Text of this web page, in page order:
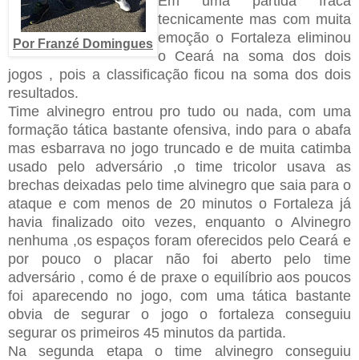
Por Franzé Domingues
tecnicamente mas com muita
emoção o Fortaleza eliminou
o Ceará na soma dos dois
jogos , pois a classificação ficou na soma dos dois
resultados.
Time alvinegro entrou pro tudo ou nada, com uma
formação tática bastante ofensiva, indo para o abafa
mas esbarrava no jogo truncado e de muita catimba
usado pelo adversário ,o time tricolor usava as
brechas deixadas pelo time alvinegro que saia para o
ataque e com menos de 20 minutos o Fortaleza já
havia finalizado oito vezes, enquanto o Alvinegro
nenhuma ,os espaços foram oferecidos pelo Ceará e
por pouco o placar não foi aberto pelo time
adversário , como é de praxe o equilíbrio aos poucos
foi aparecendo no jogo, com uma tática bastante
obvia de segurar o jogo o fortaleza conseguiu
segurar os primeiros 45 minutos da partida.
Na segunda etapa o time alvinegro conseguiu